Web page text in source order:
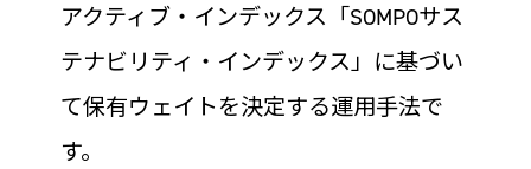
アクティブ・インデックス「SOMPOサス
テナビリティ・インデックス」に基づい
て保有ウェイトを決定する運用手法で
す。